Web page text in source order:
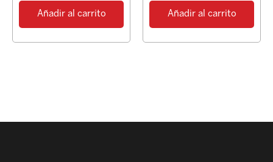
Añadir al carrito Añadir al carrito